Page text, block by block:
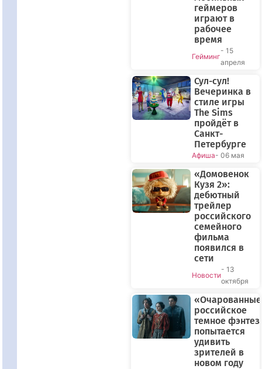
геймеров
играют в
рабочее
время
Гейминг
- 15
апреля
Сул-сул!
Вечеринка в
стиле игры
The Sims
пройдёт в
Санкт-
Петербурге
Афиша- 06 мая
«Домовенок
Кузя 2»:
дебютный
трейлер
российского
семейного
фильма
появился в
сети
Новости
- 13
октября
российское
темное
попытается
удивить
зрителей в
новом году